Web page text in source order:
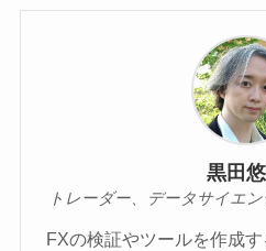
黒田
トレーダー、データサイエ
FXの検証やツールを作成